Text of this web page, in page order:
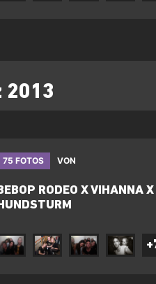
2013
75 FOTOS VON
RODEO X VIHANNA X